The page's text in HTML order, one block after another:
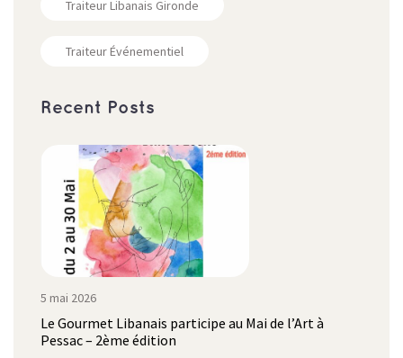
Traiteur Libanais Gironde
Traiteur Événementiel
Recent Posts
5 mai 2026
Le Gourmet Libanais participe au Mai de l’Art à
Pessac – 2ème édition